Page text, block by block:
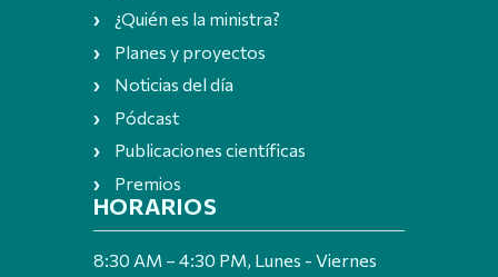
¿Quién es la ministra?
Planes y proyectos
Noticias del día
Pódcast
Publicaciones científicas
Premios
HORARIOS
8:30 AM – 4:30 PM, Lunes - Viernes